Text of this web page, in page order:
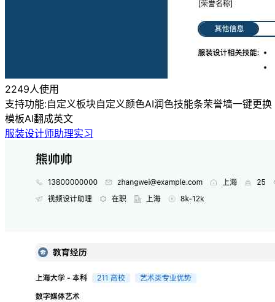
2249人使用
支持功能:自定义板块自定义颜色AI润色技能条荣誉墙一键更换
模板AI翻成英文
服装设计师助理实习